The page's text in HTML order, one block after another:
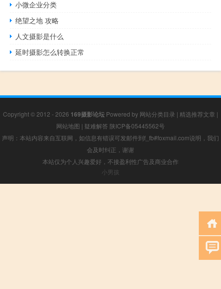
小微企业分类
绝望之地 攻略
人文摄影是什么
延时摄影怎么转换正常
Copyright © 2012 - 2026 169摄影论坛 Powered by 网站分类目录 | 精选推荐文章 |
网站地图 | 疑难解答 陕ICP备05445562号
声明：本站内容来自互联网，如信息有错误可发邮件到f_fb#foxmail.com说明，我们
会及时纠正，谢谢
本站仅为个人兴趣爱好，不接盈利性广告及商业合作
小男孩